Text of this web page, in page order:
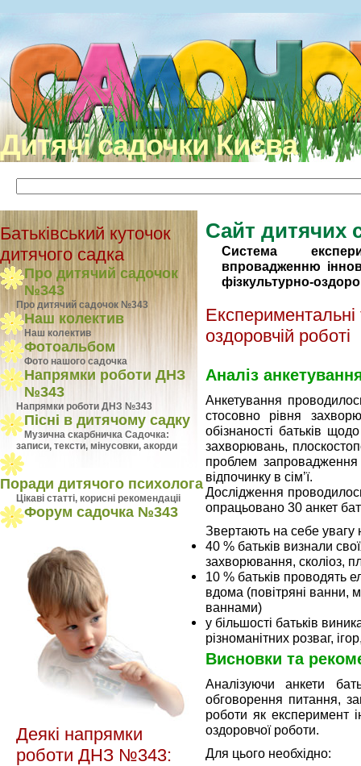
Дитячі садочки Києва
Батьківський куточок
дитячого садка
Про дитячий садочок
№343
Про дитячий садочок №343
Наш колектив
Наш колектив
Фотоальбом
Фото нашого садочка
Напрямки роботи ДНЗ
№343
Напрямки роботи ДНЗ №343
Пісні в дитячому садку
Музична скарбничка Садочка:
записи, тексти, мінусовки, акорди
Поради дитячого психолога
Цiкавi статтi, кориснi рекомендацii
Форум садочка №343
Деякі напрямки
роботи ДНЗ №343:
Сайт дитячих
Система
впровадженню
фізкультурно-
Експериментальні
оздоровчій роботі
Аналіз
Анкетування
стосовно рівня
обізнаності батьків
захворювань,
проблем
відпочинку в сім’ї.
Дослідження
опрацьовано 30 анкет
Звертають на себе увагу
40 % батьків визнали
захворювання, сколіоз,
10 % батьків проводять
вдома (повітряні ванни,
ваннами)
у більшості батьків
різноманітних розваг,
Висновки та
Аналізуючи анкети
обговорення питання,
роботи як експеримент
оздоровчої роботи.
Для цього необхідно: